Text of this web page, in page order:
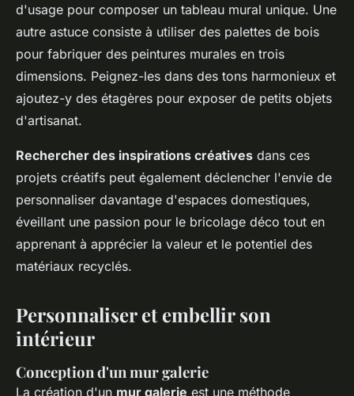
d'usage pour composer un tableau mural unique. Une
autre astuce consiste à utiliser des palettes de bois
pour fabriquer des peintures murales en trois
dimensions. Peignez-les dans des tons harmonieux et
ajoutez-y des étagères pour exposer de petits objets
d'artisanat.
Rechercher des inspirations créatives dans ces
projets créatifs peut également déclencher l'envie de
personnaliser davantage d'espaces domestiques,
éveillant une passion pour le bricolage déco tout en
apprenant à apprécier la valeur et le potentiel des
matériaux recyclés.
Personnaliser et embellir son
intérieur
Conception d'un mur galerie
La création d'un mur galerie est une méthode